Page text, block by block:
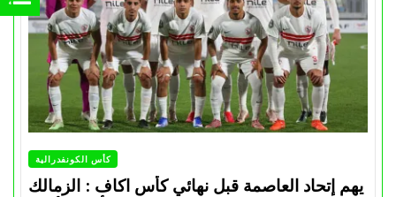
كأس الكونفدرالية
يهم إتحاد العاصمة قبل نهائي كأس اكاف : الزمالك